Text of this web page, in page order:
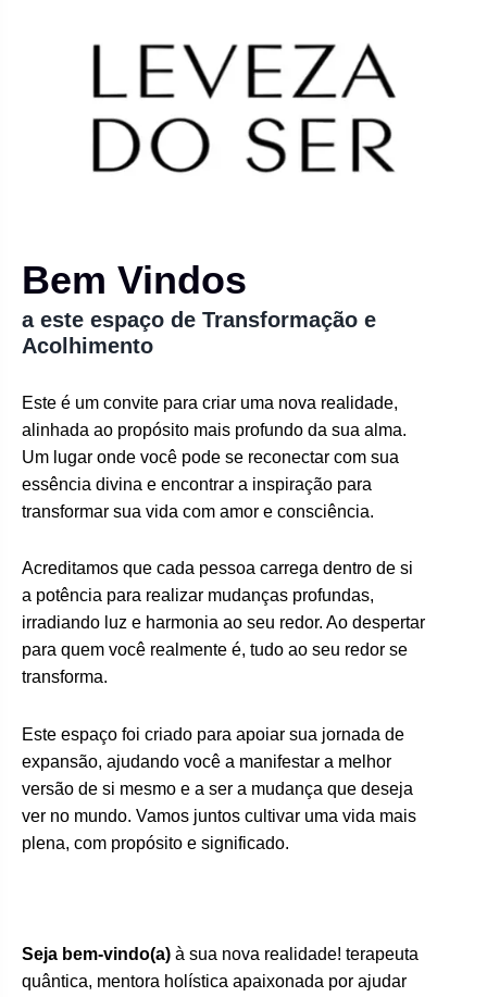
Bem Vindos
a este espaço de Transformação e
Acolhimento
Este é um convite para criar uma nova realidade,
alinhada ao propósito mais profundo da sua alma.
Um lugar onde você pode se reconectar com sua
essência divina e encontrar a inspiração para
transformar sua vida com amor e consciência.
Acreditamos que cada pessoa carrega dentro de si
a potência para realizar mudanças profundas,
irradiando luz e harmonia ao seu redor. Ao despertar
para quem você realmente é, tudo ao seu redor se
transforma.
Este espaço foi criado para apoiar sua jornada de
expansão, ajudando você a manifestar a melhor
versão de si mesmo e a ser a mudança que deseja
ver no mundo. Vamos juntos cultivar uma vida mais
plena, com propósito e significado.
Seja bem-vindo(a) à sua nova realidade! terapeuta
quântica, mentora holística apaixonada por ajudar